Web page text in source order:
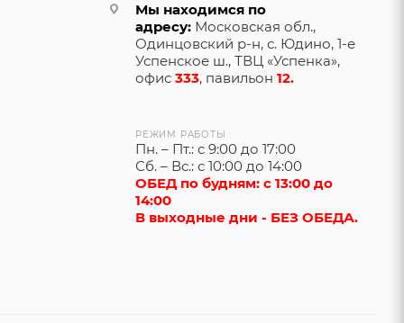
Мы находимся по
адресу:Московская обл.,
Одинцовский р-н, с. Юдино, 1-е
Успенское ш., ТВЦ «Успенка»,
офис 333, павильон 12.
РЕЖИМ РАБОТЫ
Пн. – Пт.: с 9:00 до 17:00
Сб. – Вс.: с 10:00 до 14:00
ОБЕД по будням: с 13:00 до
14:00
В выходные дни - БЕЗ ОБЕДА.